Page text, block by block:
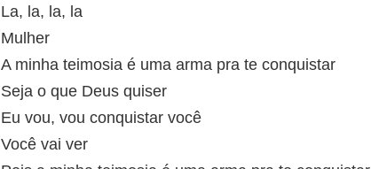
La, la, la, la
Mulher
A minha teimosia é uma arma pra te conquistar
Seja o que Deus quiser
Eu vou, vou conquistar você
Você vai ver